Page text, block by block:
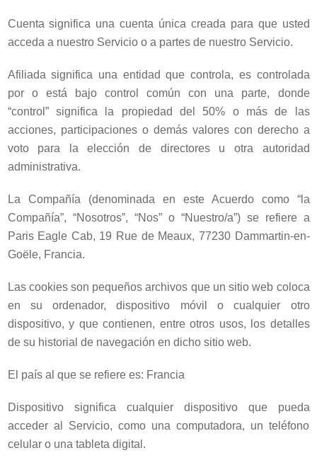
Cuenta significa una cuenta única creada para que usted
acceda a nuestro Servicio o a partes de nuestro Servicio.
Afiliada significa una entidad que controla, es controlada
por o está bajo control común con una parte, donde
“control” significa la propiedad del 50% o más de las
acciones, participaciones o demás valores con derecho a
voto para la elección de directores u otra autoridad
administrativa.
La Compañía (denominada en este Acuerdo como “la
Compañía”, “Nosotros”, “Nos” o “Nuestro/a”) se refiere a
Paris Eagle Cab, 19 Rue de Meaux, 77230 Dammartin-en-
Goële, Francia.
Las cookies son pequeños archivos que un sitio web coloca
en su ordenador, dispositivo móvil o cualquier otro
dispositivo, y que contienen, entre otros usos, los detalles
de su historial de navegación en dicho sitio web.
El país al que se refiere es: Francia
Dispositivo significa cualquier dispositivo que pueda
acceder al Servicio, como una computadora, un teléfono
celular o una tableta digital.